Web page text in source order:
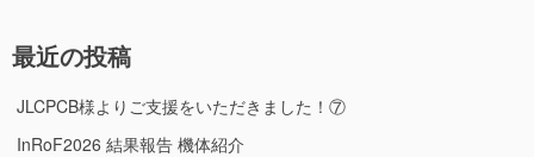
最近の投稿
JLCPCB様よりご支援をいただきました！⑦
InRoF2026 結果報告 機体紹介